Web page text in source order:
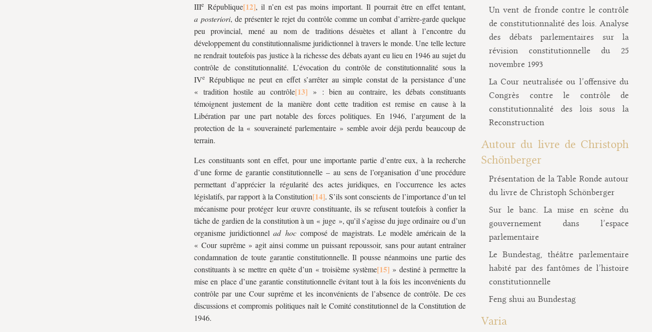
IIIe République
, il n’en est pas moins important. Il pourrait être en effet tentant,
a posteriori, de présenter le rejet du contrôle comme un combat d’arrière-garde quelque
peu provincial, mené au nom de traditions désuètes et allant à l’encontre du
développement du constitutionnalisme juridictionnel à travers le monde. Une telle lecture
ne rendrait toutefois pas justice à la richesse des débats ayant eu lieu en 1946 au sujet du
contrôle de constitutionnalité. L’évocation du contrôle de constitutionnalité sous la
IVe République ne peut en effet s’arrêter au simple constat de la persistance d’une
« tradition hostile au contrôle
» : bien au contraire, les débats constituants
témoignent justement de la manière dont cette tradition est remise en cause à la
Libération par une part notable des forces politiques. En 1946, l’argument de la
protection de la « souveraineté parlementaire » semble avoir déjà perdu beaucoup de
terrain.
Les constituants sont en effet, pour une importante partie d’entre eux, à la recherche
d’une forme de garantie constitutionnelle – au sens de l’organisation d’une procédure
permettant d’apprécier la régularité des actes juridiques, en l’occurrence les actes
législatifs, par rapport à la Constitution
. S’ils sont conscients de l’importance d’un tel
mécanisme pour protéger leur œuvre constituante, ils se refusent toutefois à confier la
tâche de gardien de la constitution à un « juge », qu’il s’agisse du juge ordinaire ou d’un
organisme juridictionnelad hoccomposé de magistrats. Le modèle américain de la
« Cour suprême » agit ainsi comme un puissant repoussoir, sans pour autant entraîner
condamnation de toute garantie constitutionnelle. Il pousse néanmoins une partie des
constituants à se mettre en quête d’un « troisième système
» destiné à permettre la
mise en place d’une garantie constitutionnelle évitant tout à la fois les inconvénients du
contrôle par une Cour suprême et les inconvénients de l’absence de contrôle. De ces
discussions et compromis politiques naît le Comité constitutionnel de la Constitution de
1946.
Un vent de fronde contre le contrôle
de constitutionnalité des lois. Analyse
des débats parlementaires sur la
révision constitutionnelle du 25
novembre 1993
La Cour neutralisée ou l’offensive du
Congrès contre le contrôle de
constitutionnalité des lois sous la
Reconstruction
Autour du livre de Christoph
Schönberger
Présentation de la Table Ronde autour
du livre de Christoph Schönberger
Sur le banc. La mise en scène du
gouvernement dans l’espace
parlementaire
Le Bundestag, théâtre parlementaire
habité par des fantômes de l’histoire
constitutionnelle
Feng shui au Bundestag
Varia